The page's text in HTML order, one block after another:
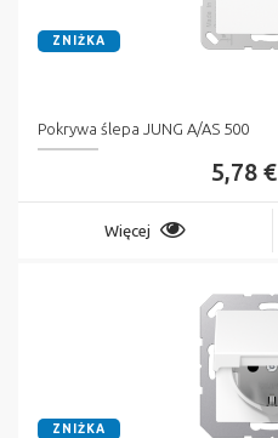
ZNIŻKA
Pokrywa ślepa JUNG A/AS 500
5,78 €
Więcej
ZNIŻKA